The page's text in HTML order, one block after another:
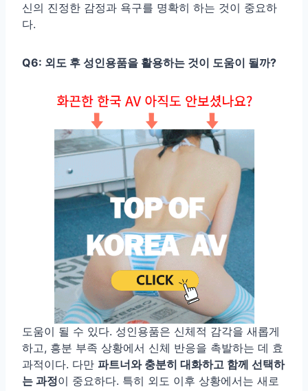
신의 진정한 감정과 욕구를 명확히 하는 것이 중요하
다.
Q6: 외도 후 성인용품을 활용하는 것이 도움이 될까?
도움이 될 수 있다. 성인용품은 신체적 감각을 새롭게
하고, 흥분 부족 상황에서 신체 반응을 촉발하는 데 효
과적이다. 다만 파트너와 충분히 대화하고 함께 선택하
는 과정이 중요하다. 특히 외도 이후 상황에서는 새로